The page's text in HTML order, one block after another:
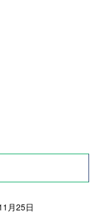
月25日